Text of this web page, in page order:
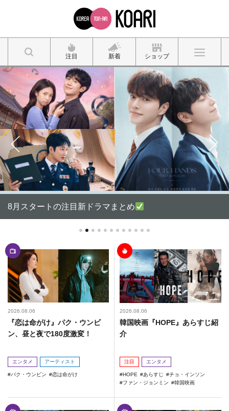
注目 新着 ショップ
8月スタートの注目新ドラマまとめ
2026.08.06
『恋は命がけ』パク・ウンビ
ン、昼と夜で180度激変！
エンタメ アーティスト
パク・ウンビン 恋は命がけ
2026.08.06
韓国映画『HOPE』あらすじ紹
介
注目 エンタメ
HOPE あらすじ
チョ・インソン
ファン・ジョンミン
韓国映画